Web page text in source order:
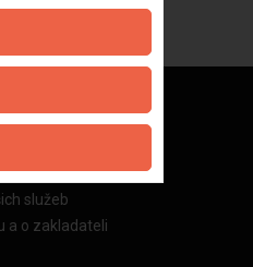
našich služeb
služeb
a o zakladateli